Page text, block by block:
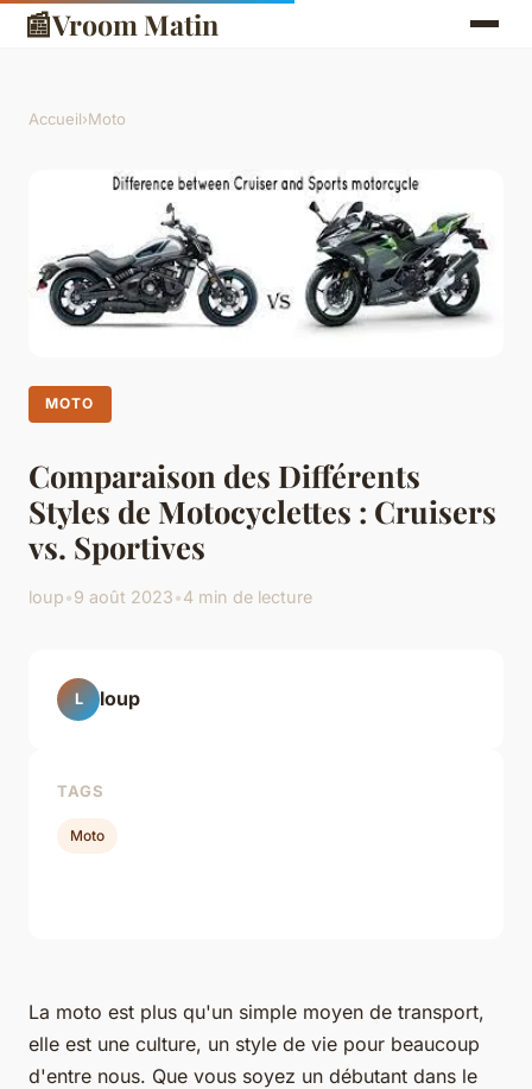
📰Vroom Matin
Accueil›Moto
MOTO
Comparaison des Différents
Styles de Motocyclettes : Cruisers
vs. Sportives
loup•9 août 2023•4 min de lecture
La moto est plus qu'un simple moyen de transport,
elle est une culture, un style de vie pour beaucoup
d'entre nous. Que vous soyez un débutant dans le
L loup
TAGS
Moto